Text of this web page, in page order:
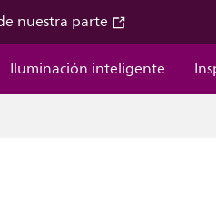
nuestra parte
Iluminación inteligente